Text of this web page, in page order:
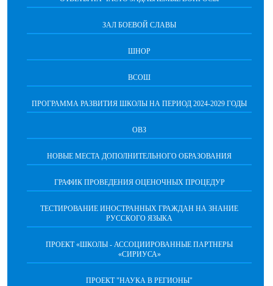
ЗАЛ БОЕВОЙ СЛАВЫ
ШНОР
ВСОШ
ПРОГРАММА РАЗВИТИЯ ШКОЛЫ НА ПЕРИОД 2024-2029 ГОДЫ
ОВЗ
НОВЫЕ МЕСТА ДОПОЛНИТЕЛЬНОГО ОБРАЗОВАНИЯ
ГРАФИК ПРОВЕДЕНИЯ ОЦЕНОЧНЫХ ПРОЦЕДУР
ТЕСТИРОВАНИЕ ИНОСТРАННЫХ ГРАЖДАН НА ЗНАНИЕ
РУССКОГО ЯЗЫКА
ПРОЕКТ «ШКОЛЫ - АССОЦИИРОВАННЫЕ ПАРТНЕРЫ
«СИРИУСА»
ПРОЕКТ "НАУКА В РЕГИОНЫ"